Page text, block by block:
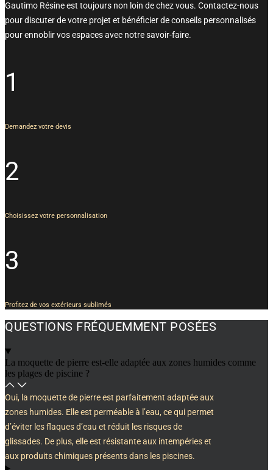
Gautimo Résine est toujours non loin de chez vous. Contactez-nous
pour discuter de votre projet et bénéficier de conseils personnalisés
pour ennoblir vos espaces avec notre savoir-faire.
1
Demandez votre devis
2
Choisissez votre personnalisation
3
Profitez de vos extérieurs sublimés
QUESTIONS FRÉQUEMMENT POSÉES
La moquette de pierre est-elle adaptée aux zones humides comme
les plages de piscine ?
Oui, la moquette de pierre est parfaitement adaptée aux
zones humides. Elle est perméable à l’eau, ce qui permet
d’éviter les flaques d’eau et réduit les risques de
glissades. De plus, elle est résistante aux intempéries et
aux produits chimiques présents dans les piscines.